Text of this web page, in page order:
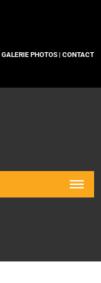
GALERIE PHOTOS | CONTACT